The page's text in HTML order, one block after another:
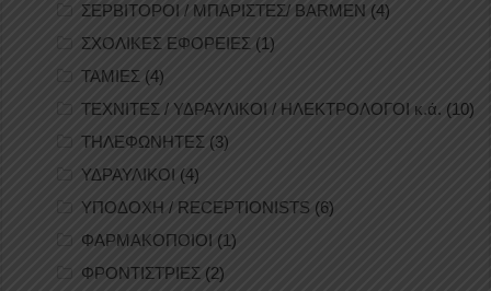
ΣΕΡΒΙΤΟΡΟΙ / ΜΠΑΡΙΣΤΕΣ/ BARMEN (4)
ΣΧΟΛΙΚΕΣ ΕΦΟΡΕΙΕΣ (1)
ΤΑΜΙΕΣ (4)
ΤΕΧΝΙΤΕΣ / ΥΔΡΑΥΛΙΚΟΙ / ΗΛΕΚΤΡΟΛΟΓΟΙ κ.ά. (10)
ΤΗΛΕΦΩΝΗΤΕΣ (3)
ΥΔΡΑΥΛΙΚΟΙ (4)
ΥΠΟΔΟΧΗ / RECEPTIONISTS (6)
ΦΑΡΜΑΚΟΠΟΙΟΙ (1)
ΦΡΟΝΤΙΣΤΡΙΕΣ (2)